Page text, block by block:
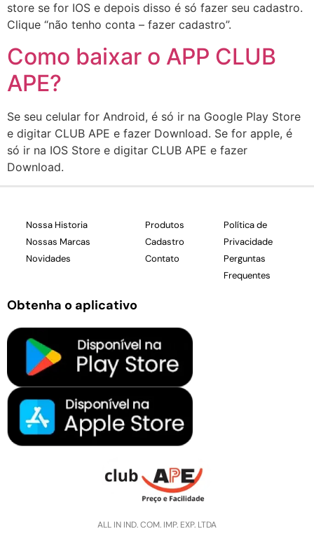
store se for IOS e depois disso é só fazer seu cadastro.
Clique “não tenho conta – fazer cadastro”.
Como baixar o APP CLUB
APE?
Se seu celular for Android, é só ir na Google Play Store
e digitar CLUB APE e fazer Download. Se for apple, é
só ir na IOS Store e digitar CLUB APE e fazer
Download.
Nossa Historia
Nossas Marcas
Novidades
Produtos
Cadastro
Contato
Política de
Privacidade
Perguntas
Frequentes
Obtenha o aplicativo
ALL IN IND. COM. IMP. EXP. LTDA